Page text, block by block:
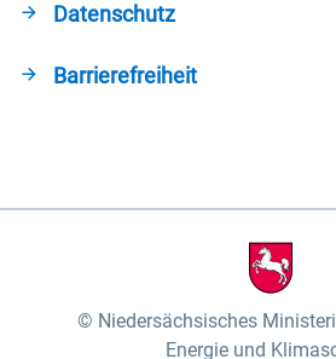
Datenschutz
Barrierefreiheit
Niedersächsisches
Energie und